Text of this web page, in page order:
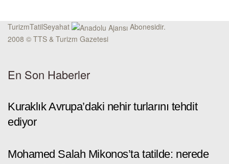
TurizmTatilSeyahat
Abonesidir.
2008 © TTS & Turizm Gazetesi
En Son Haberler
Kuraklık Avrupa’daki nehir turlarını tehdit
ediyor
Mohamed Salah Mikonos’ta tatilde: nerede